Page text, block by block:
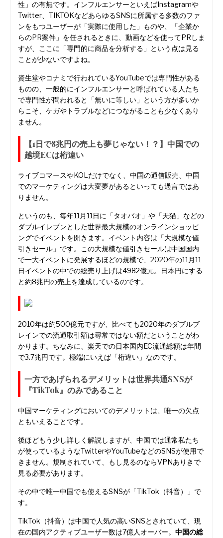
性」の有無です。インフルエンサーといえばInstagramや
Twitter、TIKTOKなどあらゆるSNSに所属する多数のファ
ンをもつユーザーが「実際に使用した」ものや、「企業か
らのPR案件」を任されるときに、動画などを使ってPRしま
すが、ここに「専門的に商品を分析する」という点は見る
ことが少ないですよね。
資生堂やコナミで行われているYouTubeでは専門性がある
ものの、一般的にインフルエンサーと呼ばれている人たち
で専門性が問われると「無いに等しい」という方が多いか
らこそ、ケガやトラブルなどにつながることも少なくあり
ません。
【1日で8兆円の売上も夢じゃない！？】中国での
越境ECは桁違い
ライブコマースやKOLだけでなく、中国の通信販売、中国
でのマーケティングは大変夢があるといっても過言ではあ
りません。
というのも、毎年11月11日に「タオバオ」や「天猫」などの
ダブルイレブンとした世界最大規模のオンラインショッピ
ングでイベントを開きます。イベント内容は「大規模な値
引きセール」です。この大規模な値引きセールは中国国内
で一大イベントに発展するほどの規模で、2020年の11月11
日イベントの中での総売り上げは4982億元。日本円にする
と約8兆円の売上を達成しているのです。
2010年は約500億元ですが、比べても2020年のダブルブ
レインでの流通取引額は尋常ではない額だということがわ
かります。ちなみに、楽天での日本国内EC流通総額は年間
で3.7兆円です。極端にいえば「桁違い」なのです。
一方であげられるデメリットは世界共通SNSが
『TikTok』のみであること
中国マーケティングにおいてのデメリットは、唯一の欠点
ともいえることです。
後ほどもう少し詳しく解説しますが、中国では通常私たち
が使っているようなTwitterやYouTubeなどのSNSが使用で
きません。規制されていて、もし見るのならVPNありきで
見る必要があります。
その中で唯一中国でも使えるSNSが「TikTok（抖音）」で
す。
TikTok（抖音）は中国で人気の高いSNSとされていて、現
在の国内アクティブユーザー数は7億人オーバー。 中国の総